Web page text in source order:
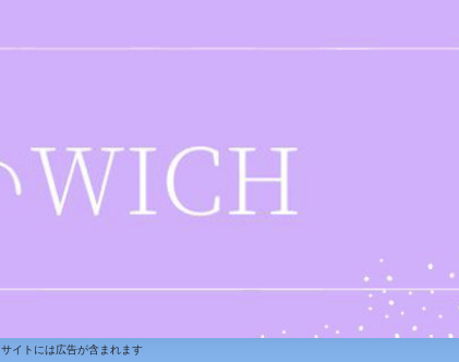
サイトには広告が含まれます